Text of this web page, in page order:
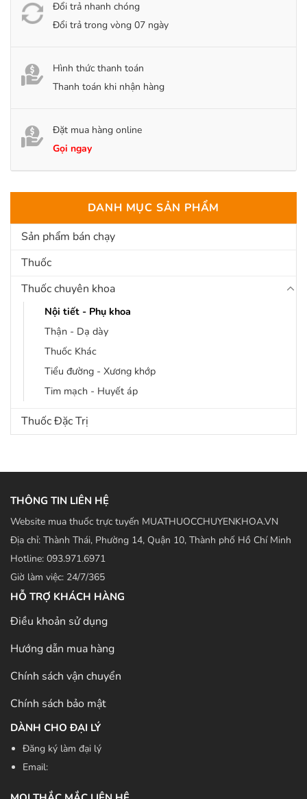
Đổi trả nhanh chóng
Đổi trả trong vòng 07 ngày
Hình thức thanh toán
Thanh toán khi nhận hàng
Đặt mua hàng online
Gọi ngay
DANH MỤC SẢN PHẨM
Sản phẩm bán chạy
Thuốc
Thuốc chuyên khoa
Nội tiết - Phụ khoa
Thận - Dạ dày
Thuốc Khác
Tiểu đường - Xương khớp
Tim mạch - Huyết áp
Thuốc Đặc Trị
THÔNG TIN LIÊN HỆ
Website mua thuốc trực tuyến MUATHUOCCHUYENKHOA.VN
Địa chỉ: Thành Thái, Phường 14, Quận 10, Thành phố Hồ Chí Minh
Hotline: 093.971.6971
Giờ làm việc: 24/7/365
HỖ TRỢ KHÁCH HÀNG
Điều khoản sử dụng
Hướng dẫn mua hàng
Chính sách vận chuyển
Chính sách bảo mật
DÀNH CHO ĐẠI LÝ
Đăng ký làm đại lý
Email: